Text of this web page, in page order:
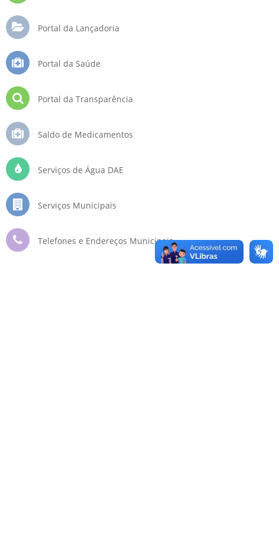
Portal da Lançadoria
Portal da Saúde
Portal da Transparência
Saldo de Medicamentos
Serviços de Água DAE
Serviços Municipais
Telefones e Endereços Municipais